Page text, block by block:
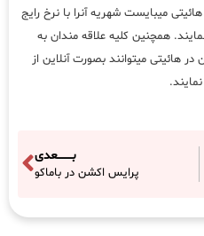
میبایست شهریه آنرا با نرخ رایج
همچنین کلیه علاقه مندان به
میتوانند بصورت آنلاین از
بــــــــعدی
پرایس اکشن در باماکو